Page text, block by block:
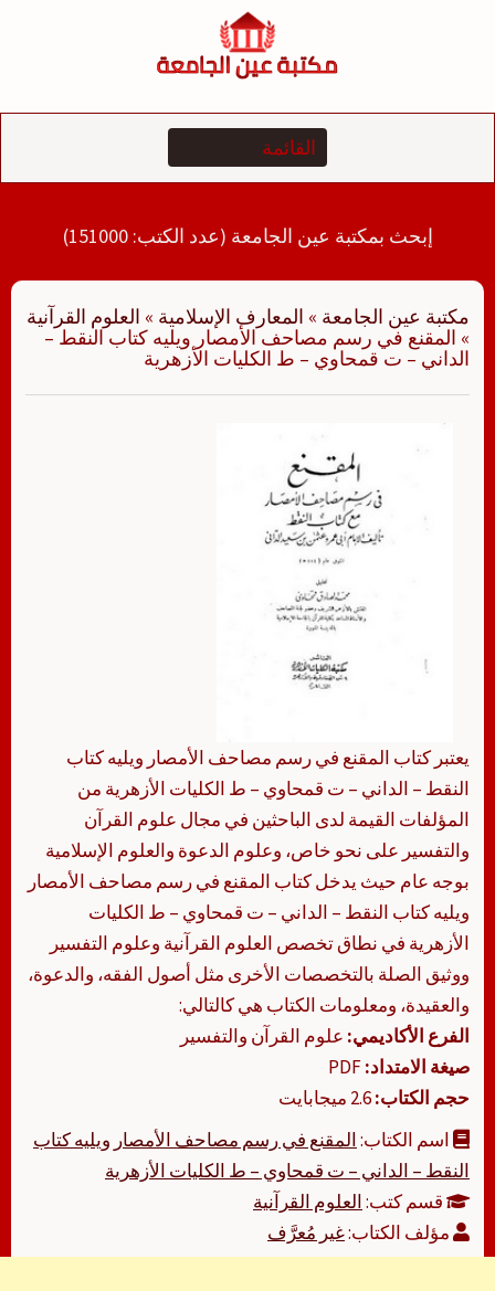
إبحث بمكتبة عين الجامعة (عدد الكتب: 151000)
مكتبة عين الجامعة » المعارف الإسلامية » العلوم القرآنية
» المقنع في رسم مصاحف الأمصار ويليه كتاب النقط –
الداني – ت قمحاوي – ط الكليات الأزهرية
يعتبر كتاب المقنع في رسم مصاحف الأمصار ويليه كتاب
النقط – الداني – ت قمحاوي – ط الكليات الأزهرية من
المؤلفات القيمة لدى الباحثين في مجال علوم القرآن
والتفسير على نحو خاص، وعلوم الدعوة والعلوم الإسلامية
بوجه عام حيث يدخل كتاب المقنع في رسم مصاحف الأمصار
ويليه كتاب النقط – الداني – ت قمحاوي – ط الكليات
الأزهرية في نطاق تخصص العلوم القرآنية وعلوم التفسير
ووثيق الصلة بالتخصصات الأخرى مثل أصول الفقه، والدعوة،
والعقيدة، ومعلومات الكتاب هي كالتالي:
الفرع الأكاديمي: علوم القرآن والتفسير
صيغة الامتداد:
حجم الكتاب:
اسم الكتاب:المقنع في رسم مصاحف الأمصار ويليه كتاب
النقط – الداني – ت قمحاوي – ط الكليات الأزهرية
قسم كتب:العلوم القرآنية
مؤلف الكتاب:غير مُعرَّف